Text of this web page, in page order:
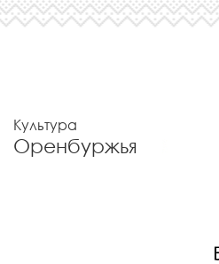
Культура
Оренбуржья